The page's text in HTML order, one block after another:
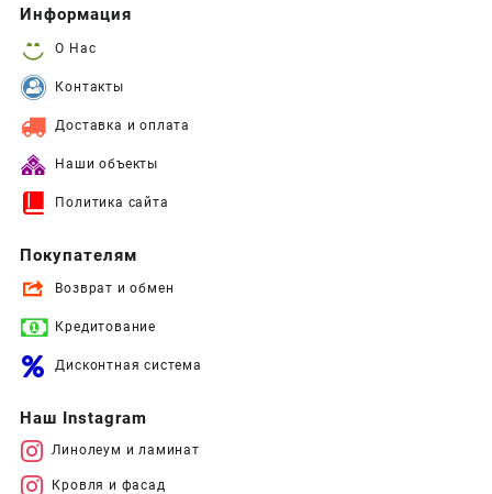
Информация
О Нас
Контакты
Доставка и оплата
Наши объекты
Политика сайта
Покупателям
Возврат и обмен
Кредитование
Дисконтная система
Наш Instagram
Линолеум и ламинат
Кровля и фасад